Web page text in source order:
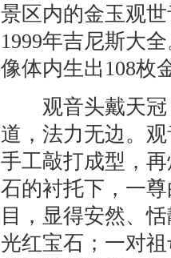
景区内的金玉观
1999年吉尼斯大
像体内生出108枚
观音头戴天冠
道，法力无边。
手工敲打成型，
石的衬托下，一
目，显得安然、
光红宝石；一对